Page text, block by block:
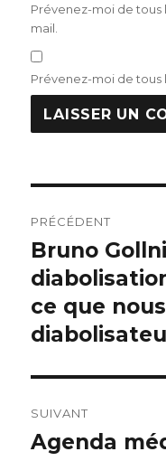
Prévenez-moi de tous
mail.
Prévenez-moi de tous
de
l’article
PRÉCÉDENT
Publication
précédente :
Bruno
ce que
SUIVANT
Publication
Agenda